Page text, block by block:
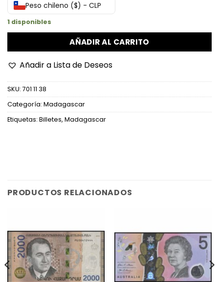
Peso chileno ($) - CLP
1 disponibles
AÑADIR AL CARRITO
Añadir a Lista de Deseos
SKU: 701 11 38
Categoría: Madagascar
Etiquetas: Billetes, Madagascar
PRODUCTOS RELACIONADOS